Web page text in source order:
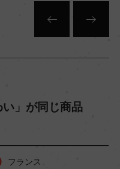
い」が同じ商品
フランス